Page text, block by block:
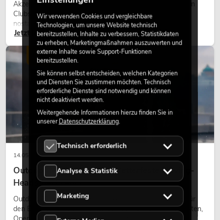
Akzente prägen viele aktuelle Lichtdesigns auf Bühnen, in
Clubs und bei Events. Retro-Licht ist dabei kein rein
nostalgischer Effekt, sondern ein bewusst eingesetztes
Gestaltungsmittel: Es schafft Atmosphäre, gibt Szenen
Charakter und kann technische LED-Setups emotionaler
wirken lassen.
Jetzt lesen
14.05.2026
Outdoor Moving-Heads: Wetterfeste Moving-
Heads bei Events
Outdoor Moving-Heads sind bewegliche Scheinwerfer für
den Einsatz im Freien. Sie werden bei Festivals, Stadtfesten,
LICHT
Wir verwenden Cookies und vergleichbare
Technologien, um unsere Website technisch
bereitzustellen, Inhalte zu verbessern, Statistikdaten
zu erheben, Marketingmaßnahmen auszuwerten und
externe Inhalte sowie Support-Funktionen
bereitzustellen.
Sie können selbst entscheiden, welchen Kategorien
und Diensten Sie zustimmen möchten. Technisch
erforderliche Dienste sind notwendig und können
nicht deaktiviert werden.
Weitergehende Informationen hierzu finden Sie in
unsererDatenschutzerklärung.
Technisch erforderlich
Analyse & Statistik
Marketing